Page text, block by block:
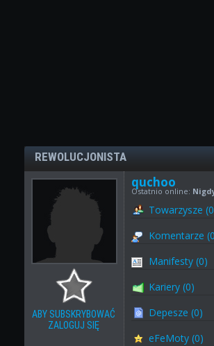
REWOLUCJONISTA
ABY SUBSKRYBOWAĆ
ZALOGUJ SIĘ
quchoo
Ostatnio online:
Towarzysze
Komentarze
Manifesty (0)
Kariery (0)
Depesze (0)
eFeMoty (0)